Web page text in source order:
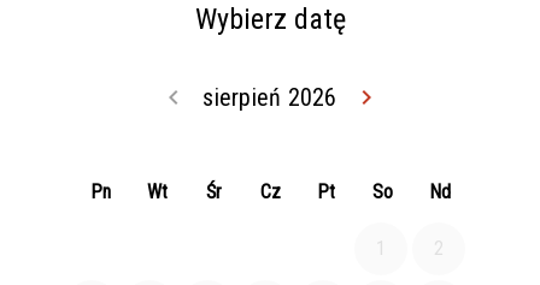
Wybierz datę
sierpień 2026
keyboard_arrow_left
keyboard_arrow_right
Pn Wt Śr Cz Pt So Nd
1 2